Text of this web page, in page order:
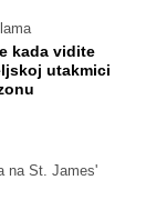
kada vidite
utakmici
na St. James'